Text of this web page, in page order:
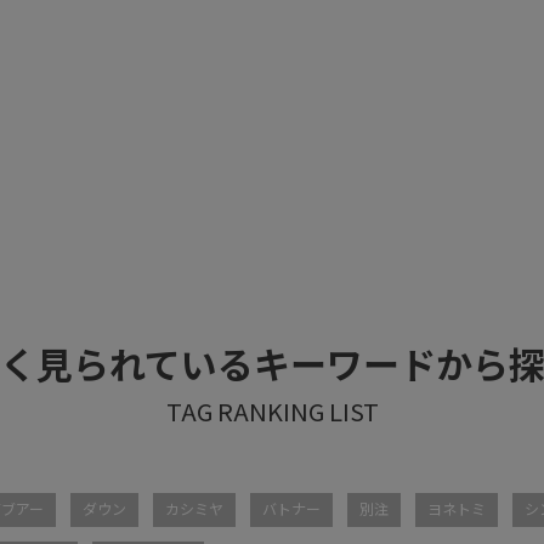
見られているキーワードから
アー ダウン カシミヤ バトナー 別注 ヨネトミ シ